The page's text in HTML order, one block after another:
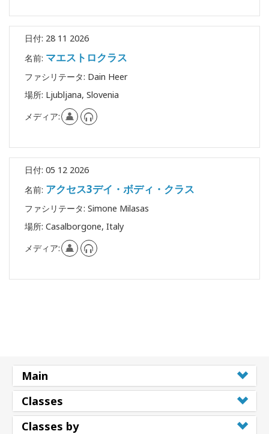
日付: 28 11 2026
名前: マエストロクラス
ファシリテータ: Dain Heer
場所: Ljubljana, Slovenia
メディア:
日付: 05 12 2026
名前: アクセス3デイ・ボディ・クラス
ファシリテータ: Simone Milasas
場所: Casalborgone, Italy
メディア:
Main
Classes
Classes by